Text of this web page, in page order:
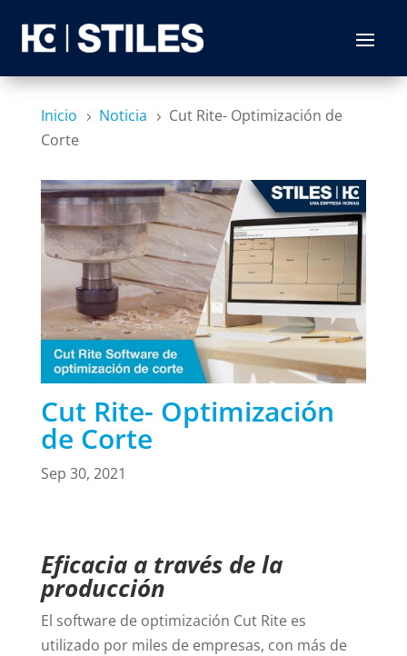
Inicio 5 Noticia 5
Cut Rite- Optimización de
Corte
Cut Rite- Optimización
de Corte
Sep 30, 2021
Eficacia a través de la
producción
El software de optimización Cut Rite es
utilizado por miles de empresas, con más de